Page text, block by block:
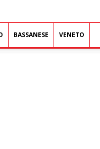
BASSANESE VENETO